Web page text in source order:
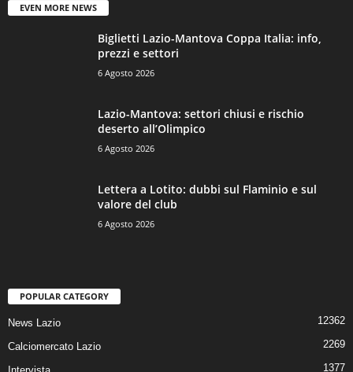
EVEN MORE NEWS
Biglietti Lazio-Mantova Coppa Italia: info,
prezzi e settori
6 Agosto 2026
Lazio-Mantova: settori chiusi e rischio
deserto all’Olimpico
6 Agosto 2026
Lettera a Lotito: dubbi sul Flaminio e sul
valore del club
6 Agosto 2026
POPULAR CATEGORY
News Lazio 12362
Calciomercato Lazio 2269
1377